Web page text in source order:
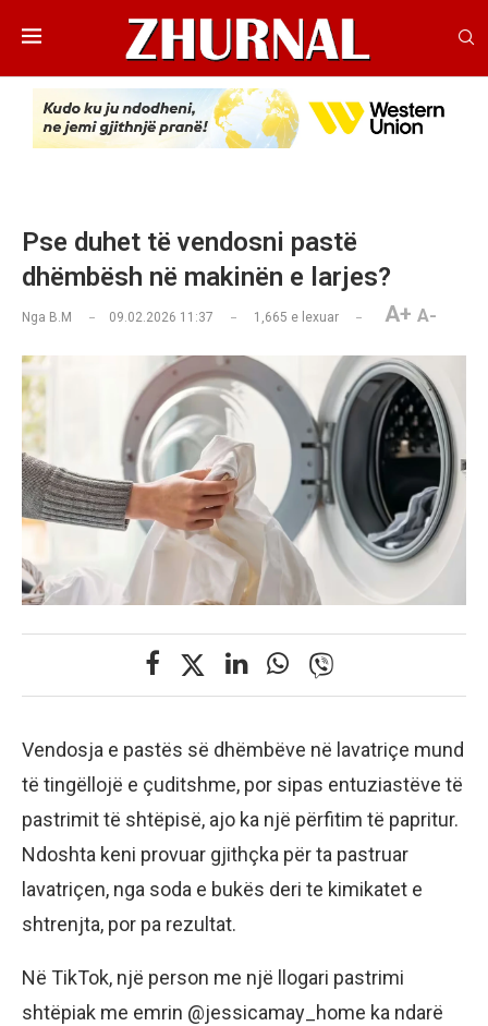
Pse duhet të vendosni pastë
dhëmbësh në makinën e larjes?
Nga B.M 09.02.2026 11:37 1,665 e lexuar A+ A-
Vendosja e pastës së dhëmbëve në lavatriçe mund
të tingëllojë e çuditshme, por sipas entuziastëve të
pastrimit të shtëpisë, ajo ka një përfitim të papritur.
Ndoshta keni provuar gjithçka për ta pastruar
lavatriçen, nga soda e bukës deri te kimikatet e
shtrenjta, por pa rezultat.
Në TikTok, një person me një llogari pastrimi
shtëpiak me emrin @jessicamay_home ka ndarë